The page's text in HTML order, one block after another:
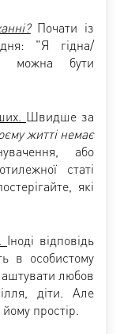
Почати із
"Я гідна/
можна бути
Швидше за
житті немає
або
статі
які
Іноді відповідь
в особистому
любов
діти. Але
простір.